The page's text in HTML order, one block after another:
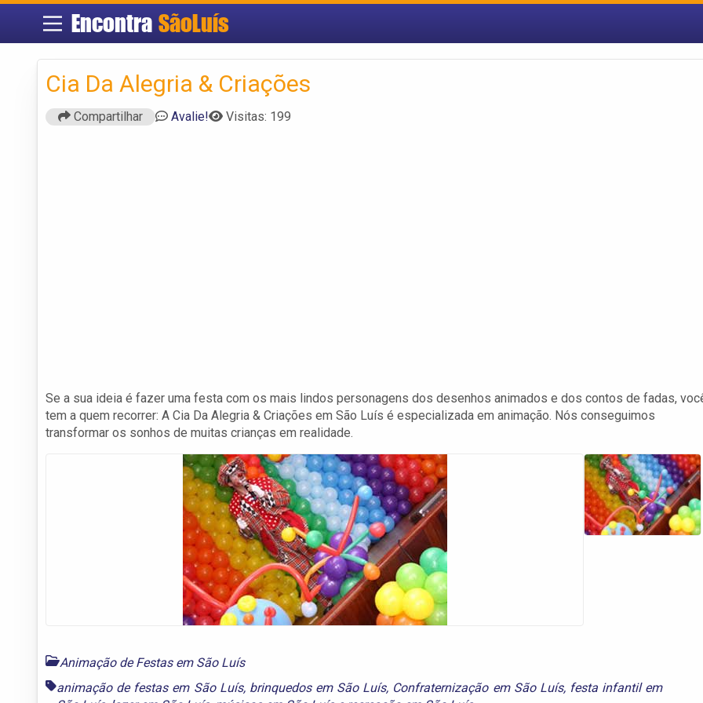
Encontra SãoLuís
Cia Da Alegria & Criações
Compartilhar Avalie! Visitas: 199
Se a sua ideia é fazer uma festa com os mais lindos personagens dos desenhos animados e dos contos de fadas,
tem a quem recorrer: A Cia Da Alegria & Criações em São Luís é especializada em animação. Nós conseguimos
transformar os sonhos de muitas crianças em realidade.
Animação de Festas em São Luís
animação de festas em São Luís, brinquedos em São Luís, Confraternização em São Luís, festa infantil em